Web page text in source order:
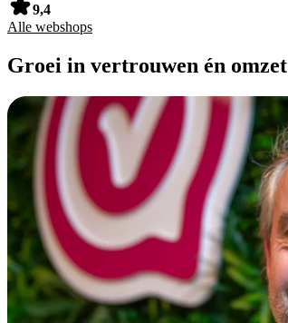
9,4
Alle webshops
Groei in vertrouwen én omzet